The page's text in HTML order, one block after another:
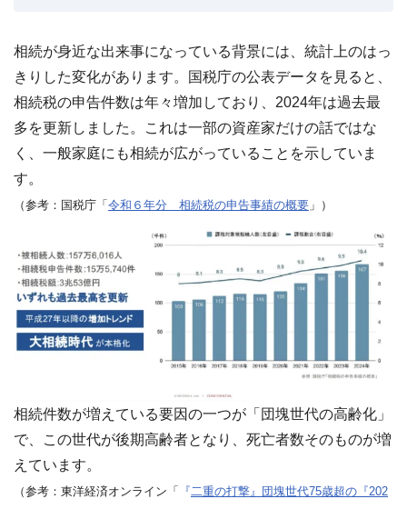
✉
無料
査
定・
お問
い合
メー
ルフ
ォー
ら ›
📞
話で
の無
料査
定
0120-
536-
408 ／
資料
ダウ
ンロ
（無
料）
相続が身近な出来事になっている背景には、統計上のはっ
きりした変化があります。国税庁の公表データを見ると、
相続税の申告件数は年々増加しており、2024年は過去最
多を更新しました。これは一部の資産家だけの話ではな
く、一般家庭にも相続が広がっていることを示していま
す。
（参考：国税庁「 令和６年分 相続税の申告事績の概要 」）
相続件数が増えている要因の一つが「団塊世代の高齢化」
で、この世代が後期高齢者となり、死亡者数そのものが増
えています。
（参考：東洋経済オンライン「 『 二重の打撃』団塊世代75歳超の『202